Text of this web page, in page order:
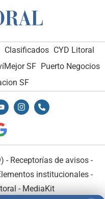
Clasificados CYD Litoral
SF Puerto Negocios
SF
- Receptorías de avisos -
institucionales-
- MediaKit